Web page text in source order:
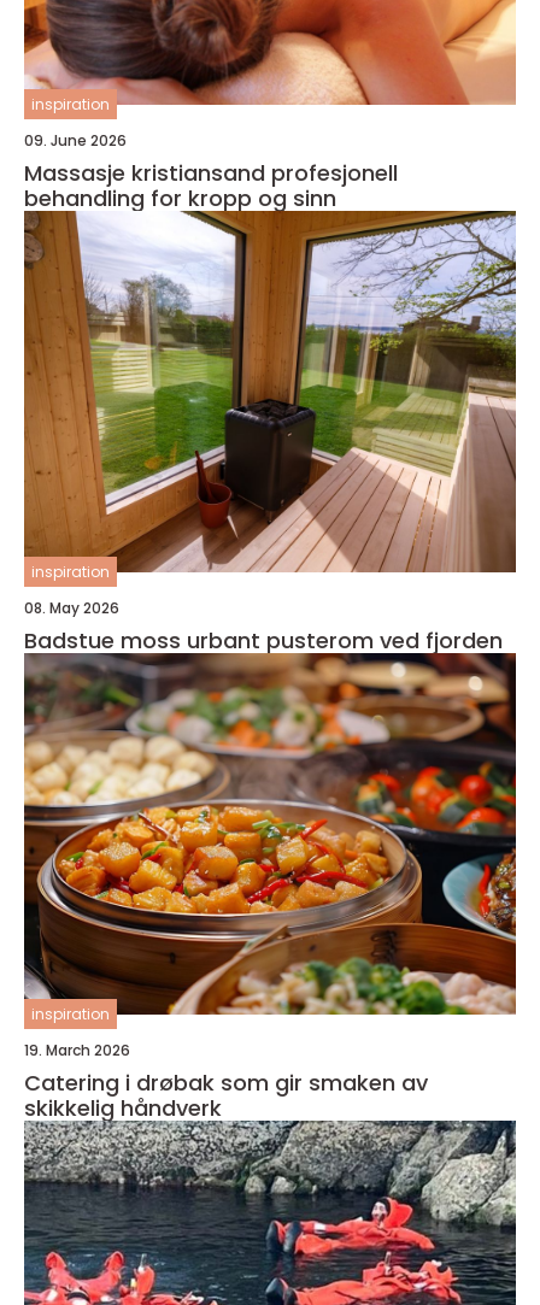
inspiration
09. June 2026
Massasje kristiansand profesjonell
behandling for kropp og sinn
inspiration
08. May 2026
Badstue moss urbant pusterom ved fjorden
inspiration
19. March 2026
Catering i drøbak som gir smaken av
skikkelig håndverk